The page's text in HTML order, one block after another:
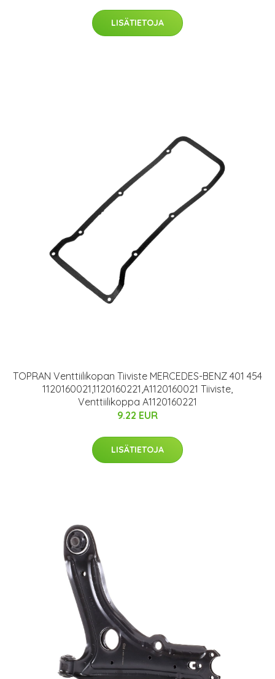
LISÄTIETOJA
TOPRAN Venttiilikopan Tiiviste MERCEDES-BENZ 401 454
1120160021,1120160221,A1120160021 Tiiviste,
Venttiilikoppa A1120160221
9.22 EUR
LISÄTIETOJA